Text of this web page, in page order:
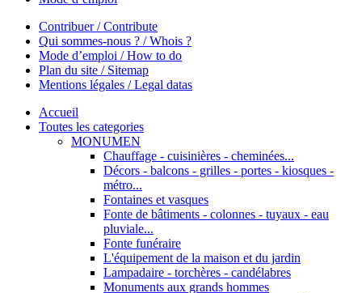
Contribuer / Contribute
Qui sommes-nous ? / Whois ?
Mode d’emploi / How to do
Plan du site / Sitemap
Mentions légales / Legal datas
Accueil
Toutes les categories
MONUMEN
Chauffage - cuisinières - cheminées...
Décors - balcons - grilles - portes - kiosques -
métro...
Fontaines et vasques
Fonte de bâtiments - colonnes - tuyaux - eau
pluviale...
Fonte funéraire
L'équipement de la maison et du jardin
Lampadaire - torchères - candélabres
Monuments aux grands hommes